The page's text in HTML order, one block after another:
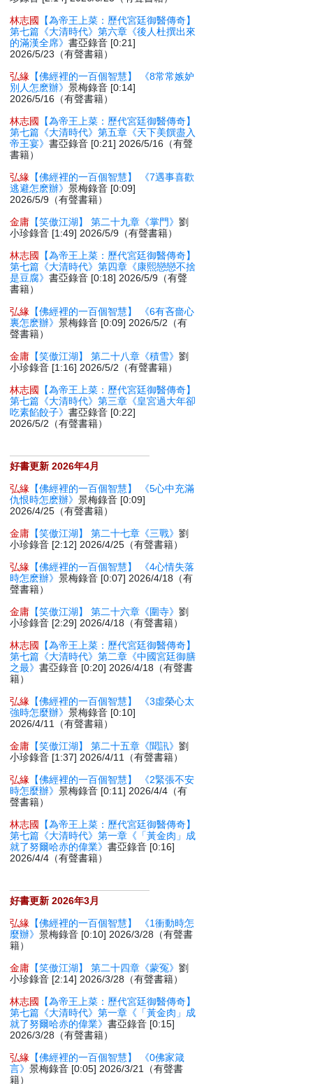
林志國
【為帝王上菜：歷代宮廷御醫傳奇】
第七篇《大清時代》第六章《後人杜撰出來
的滿漢全席》書亞錄音 [0:21]
2026/5/23（有聲書籍）
弘緣 【佛經裡的一百個智慧】 《8常常嫉妒
別人怎麽辦》景梅錄音 [0:14]
2026/5/16（有聲書籍）
林志國
【為帝王上菜：歷代宮廷御醫傳奇】
第七篇《大清時代》第五章《天下美饌盡入
帝王宴》書亞錄音 [0:21] 2026/5/16（有聲
書籍）
弘緣 【佛經裡的一百個智慧】 《7遇事喜歡
逃避怎麽辦》景梅錄音 [0:09]
2026/5/9（有聲書籍）
金庸 【笑傲江湖】 第二十九章《掌門》劉
小珍錄音 [1:49] 2026/5/9（有聲書籍）
林志國
【為帝王上菜：歷代宮廷御醫傳奇】
第七篇《大清時代》第四章《康熙戀戀不捨
是豆腐》書亞錄音 [0:18] 2026/5/9（有聲
書籍）
弘緣 【佛經裡的一百個智慧】 《6有吝嗇心
裏怎麽辦》景梅錄音 [0:09] 2026/5/2（有
聲書籍）
金庸 【笑傲江湖】 第二十八章《積雪》劉
小珍錄音 [1:16] 2026/5/2（有聲書籍）
林志國
【為帝王上菜：歷代宮廷御醫傳奇】
第七篇《大清時代》第三章《皇宮過大年卻
吃素餡餃子》書亞錄音 [0:22]
2026/5/2（有聲書籍）
好書更新 2026年4月
弘緣 【佛經裡的一百個智慧】 《5心中充滿
仇恨時怎麽辦》景梅錄音 [0:09]
2026/4/25（有聲書籍）
金庸 【笑傲江湖】 第二十七章《三戰》劉
小珍錄音 [2:12] 2026/4/25（有聲書籍）
弘緣 【佛經裡的一百個智慧】 《4心情失落
時怎麽辦》景梅錄音 [0:07] 2026/4/18（有
聲書籍）
金庸 【笑傲江湖】 第二十六章《圍寺》劉
小珍錄音 [2:29] 2026/4/18（有聲書籍）
林志國
【為帝王上菜：歷代宮廷御醫傳奇】
第七篇《大清時代》第二章《中國宮廷御膳
之最》書亞錄音 [0:20] 2026/4/18（有聲書
籍）
弘緣 【佛經裡的一百個智慧】 《3虛榮心太
強時怎麼辦》景梅錄音 [0:10]
2026/4/11（有聲書籍）
金庸 【笑傲江湖】 第二十五章《聞訊》劉
小珍錄音 [1:37] 2026/4/11（有聲書籍）
弘緣 【佛經裡的一百個智慧】 《2緊張不安
時怎麼辦》景梅錄音 [0:11] 2026/4/4（有
聲書籍）
林志國
【為帝王上菜：歷代宮廷御醫傳奇】
第七篇《大清時代》第一章《「黃金肉」成
就了努爾哈赤的偉業》書亞錄音 [0:16]
2026/4/4（有聲書籍）
好書更新 2026年3月
弘緣 【佛經裡的一百個智慧】 《1衝動時怎
麼辦》景梅錄音 [0:10] 2026/3/28（有聲書
籍）
金庸 【笑傲江湖】 第二十四章《蒙冤》劉
小珍錄音 [2:14] 2026/3/28（有聲書籍）
林志國
【為帝王上菜：歷代宮廷御醫傳奇】
第七篇《大清時代》第一章《「黃金肉」成
就了努爾哈赤的偉業》書亞錄音 [0:15]
2026/3/28（有聲書籍）
弘緣 【佛經裡的一百個智慧】 《0佛家箴
言》景梅錄音 [0:05] 2026/3/21（有聲書
籍）